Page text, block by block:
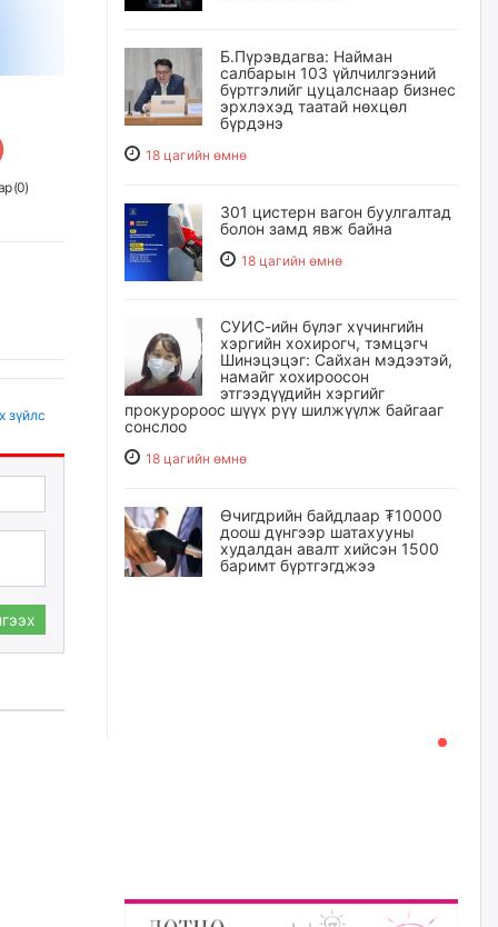
(0)
зүйлс
Б.Пүрэвдагва: Найман
салбарын 103 үйлчилгээний
бүртгэлийг цуцалснаар бизнес
эрхлэхэд таатай нөхцөл
бүрдэнэ
18 цагийн өмнө
301 цистерн вагон буулгалтад
болон замд явж байна
18 цагийн өмнө
СУИС-ийн бүлэг хүчингийн
хэргийн хохирогч, тэмцэгч
Шинэцэцэг: Сайхан мэдээтэй,
намайг хохироосон
этгээдүүдийн хэргийг
прокуророос шүүх рүү шилжүүлж байгааг
сонслоо
18 цагийн өмнө
Өчигдрийн байдлаар ₮10000
доош дүнгээр шатахууны
худалдан авалт хийсэн 1500
баримт бүртгэгджээ